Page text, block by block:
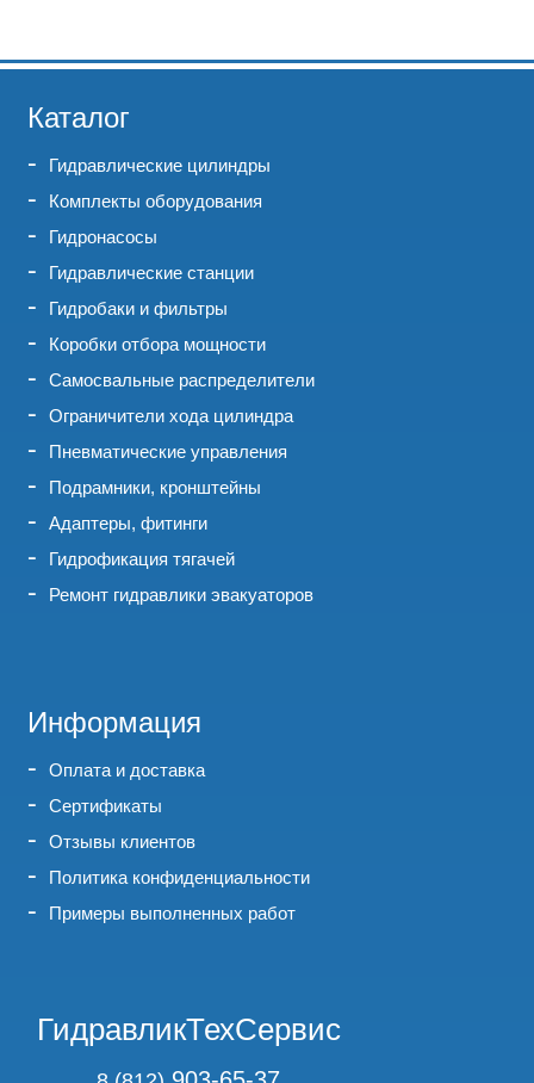
Каталог
Гидравлические цилиндры
Комплекты оборудования
Гидронасосы
Гидравлические станции
Гидробаки и фильтры
Коробки отбора мощности
Самосвальные распределители
Ограничители хода цилиндра
Пневматические управления
Подрамники, кронштейны
Адаптеры, фитинги
Гидрофикация тягачей
Ремонт гидравлики эвакуаторов
Информация
Оплата и доставка
Сертификаты
Отзывы клиентов
Политика конфиденциальности
Примеры выполненных работ
ГидравликТехСервис